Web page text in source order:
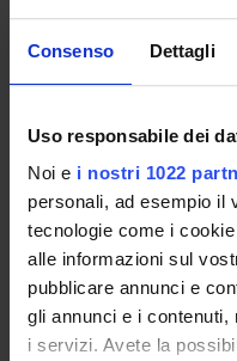
Consenso Dettagli
Uso responsabile dei
Noi e i nostri 1022
personali, ad esempio il
tecnologie come i
alle informazioni sul
pubblicare annunci e
gli annunci e i
i servizi. Avete la
VACANZE
Presentazione
Come iscriversi
Insegnamenti
Calendario didattico
Orario lezioni